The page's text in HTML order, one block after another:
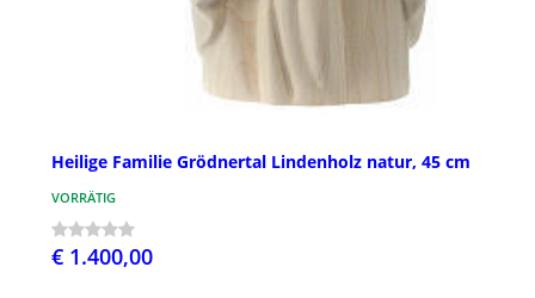
Heilige Familie Grödnertal Lindenholz natur, 45 cm
VORRÄTIG
€ 1.400,00